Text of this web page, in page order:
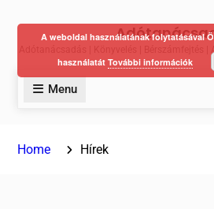
Adótanácsadás | Könyvelés | Bérszámfejtés
Menu
Home Hírek
A weboldal használatának folytatásával
használatát További információk